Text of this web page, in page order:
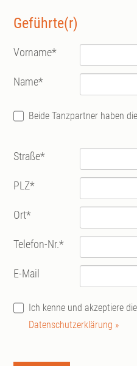
Geführte(r)
Vorname*
Name*
Beide Tanzpartner haben
Straße*
PLZ*
Ort*
Telefon-Nr.*
E-Mail
Ich kenne und akzeptiere
Datenschutzerklärung »